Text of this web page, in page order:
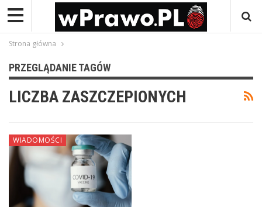
Strona główna
PRZEGLĄDANIE TAGÓW
LICZBA ZASZCZEPIONYCH
WIADOMOŚCI